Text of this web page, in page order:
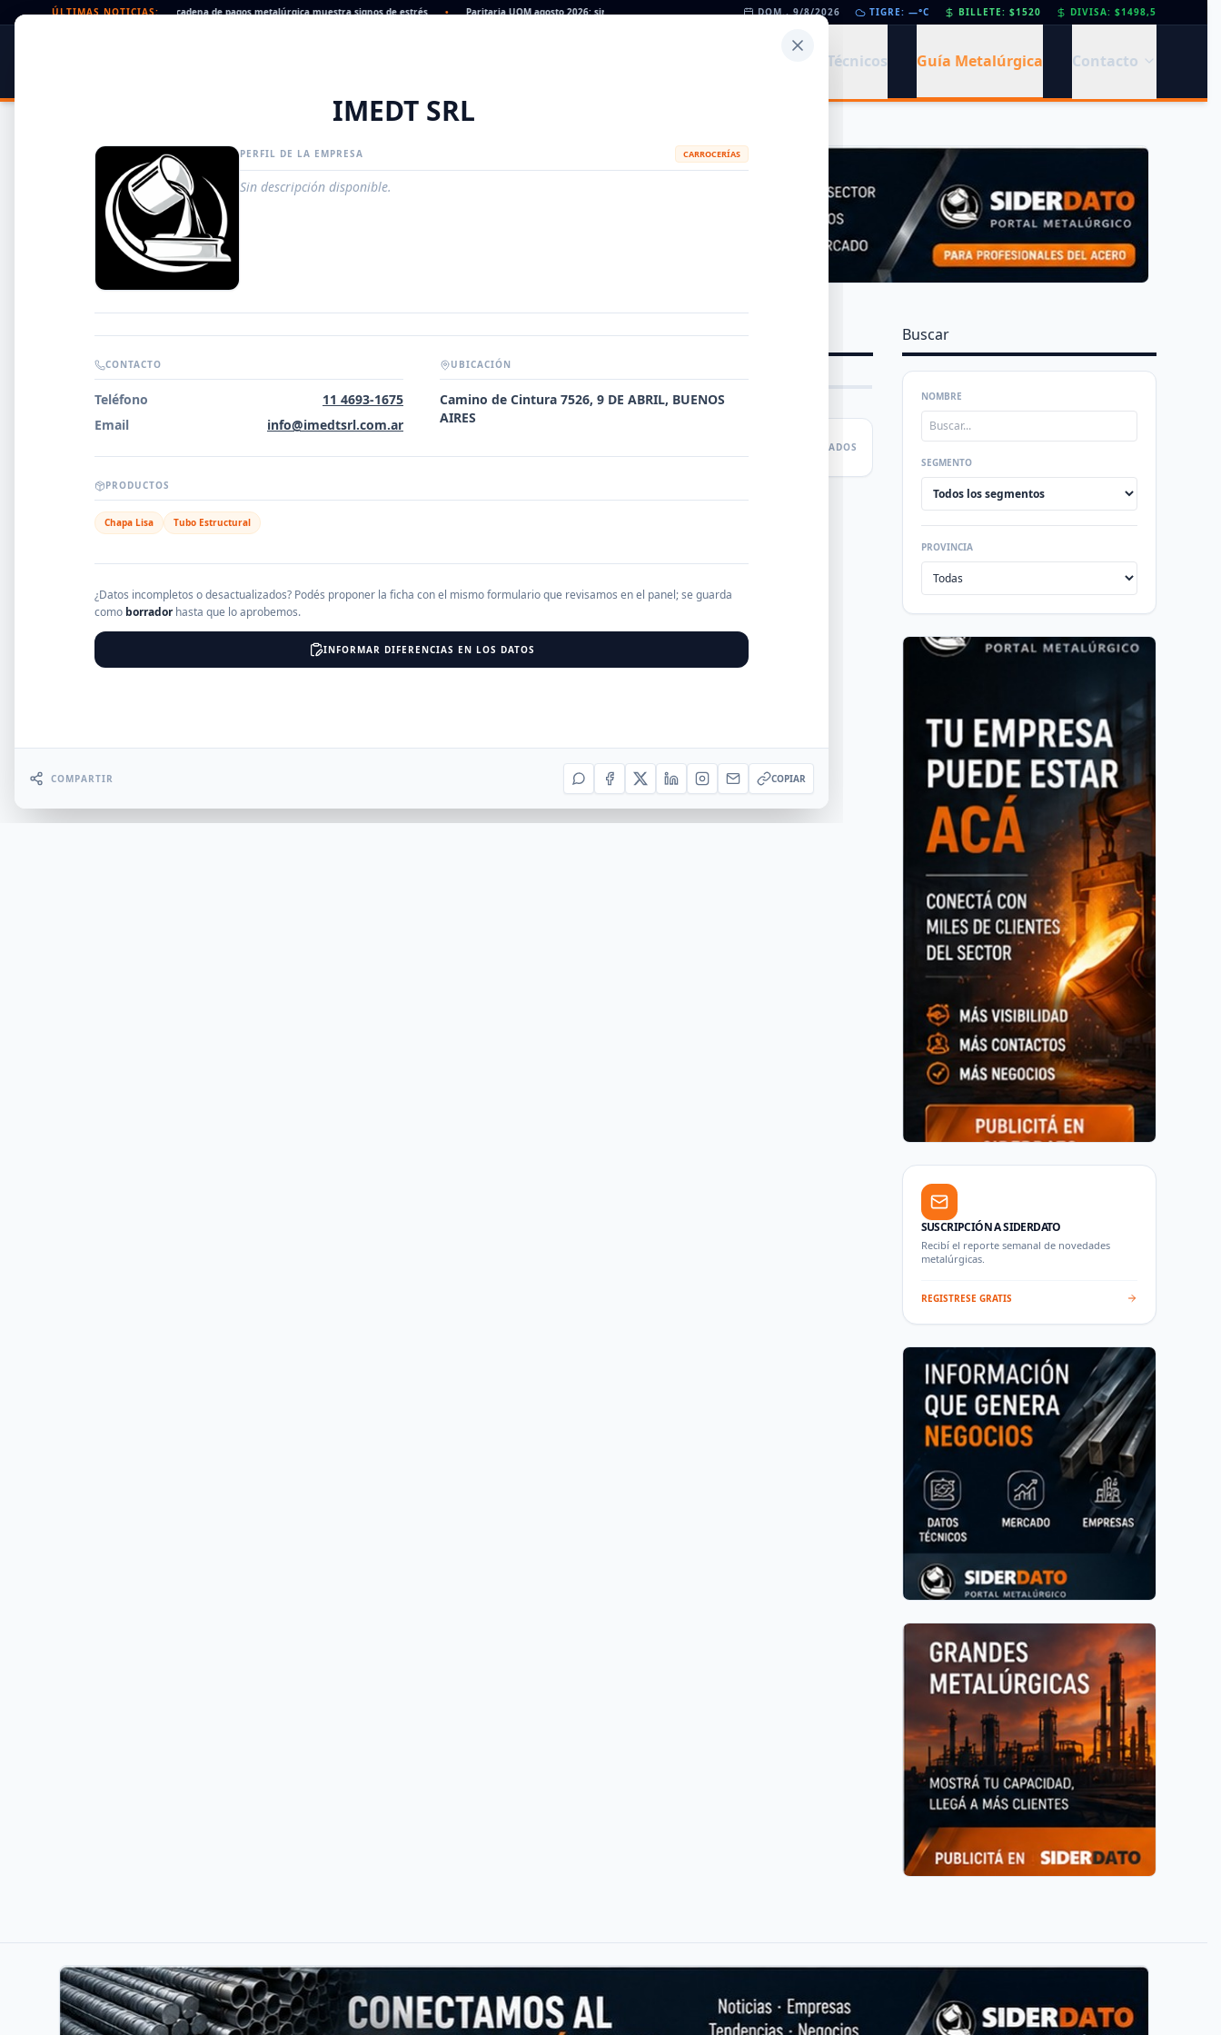
ÚLTIMAS NOTICIAS:
Cheques rechazados en alza: la cadena de pagos metalúrgica muestra signos de estrés • Paritaria UOM agosto 2026: sin acuerdo, siguen vigentes los valores de abril • Día de la Siderurgia: cómo llega el sector al aniversario 78 del legado de Savio
DOM., 9/8/2026 TIGRE: —°C BILLETE: $1520 DIVISA: $1498,5
Datos Técnicos Guía Metalúrgica Contacto
DISTRIBUIDORES METALÚRGICAS FABRICANTES
RESULTADOS
Buscar
NOMBRE
SEGMENTO
PROVINCIA
SUSCRIPCIÓN A SIDERDATO
Recibí el reporte semanal de novedades
metalúrgicas.
REGISTRESE GRATIS
IMEDT SRL
PERFIL DE LA EMPRESA CARROCERÍAS
Sin descripción disponible.
CONTACTO
Teléfono
11 4693-1675
Email
info@imedtsrl.com.ar
UBICACIÓN
Camino de Cintura 7526, 9 DE ABRIL, BUENOS
AIRES
PRODUCTOS
Chapa Lisa Tubo Estructural
¿Datos incompletos o desactualizados? Podés proponer la ficha con el mismo formulario que revisamos en el panel; se guarda
como borradorhasta que lo aprobemos.
INFORMAR DIFERENCIAS EN LOS DATOS
COMPARTIR COPIAR